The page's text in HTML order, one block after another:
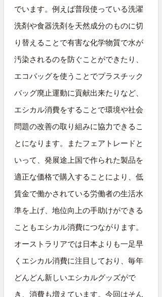
でいます。例えば普段使っている洗濯
洗剤や食器洗剤を天然成分のものに切
り替えることで有害な化学物質で水が
汚染されるのを防ぐことができたり、
エコバッグを使うことでプラスチック
バッグ廃止運動に貢献出来たりなど、
エシカル消費をすることで環境や社会
問題の改善の取り組みに協力できるこ
とになります。またフェアトレードと
いって、発展途上国で作られた製品を
適正な価格で購入することにより、低
賃金で働かされている労働者の生活水
準を上げ、地位向上の手助けができる
こともエシカル消費につながります。
オーストラリアでは日本よりも一足早
くエシカル消費に注目しており、毎年
どんどん新しいエシカルグッズがで
き、消費も増えています。今回はそん